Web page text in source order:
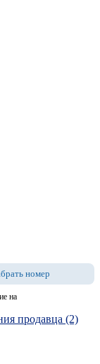
номер
на
продавца (2)